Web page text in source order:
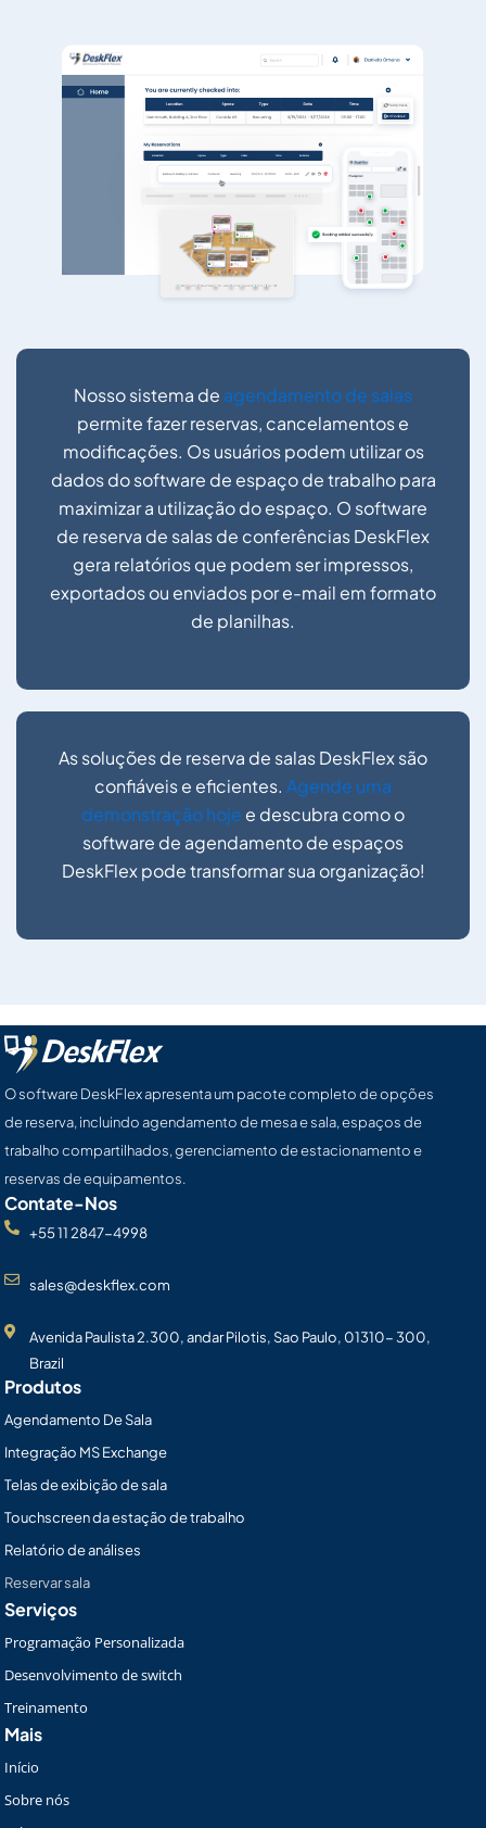
Nosso sistema de agendamento de salas
permite fazer reservas, cancelamentos e
modificações. Os usuários podem utilizar os
dados do software de espaço de trabalho para
maximizar a utilização do espaço. O software
de reserva de salas de conferências DeskFlex
gera relatórios que podem ser impressos,
exportados ou enviados por e-mail em formato
de planilhas.
As soluções de reserva de salas DeskFlex são
confiáveis e eficientes. Agende uma
demonstração hoje e descubra como o
software de agendamento de espaços
DeskFlex pode transformar sua organização!
O software DeskFlex apresenta um pacote completo de opções
de reserva, incluindo agendamento de mesa e sala, espaços de
trabalho compartilhados, gerenciamento de estacionamento e
reservas de equipamentos.
Contate-Nos
+55 11 2847-4998
sales@deskflex.com
Avenida Paulista 2.300, andar Pilotis, Sao Paulo, 01310- 300,
Brazil
Produtos
Agendamento De Sala
Integração MS Exchange
Telas de exibição de sala
Touchscreen da estação de trabalho
Relatório de análises
Reservar sala
Serviços
Programação Personalizada
Desenvolvimento de switch
Treinamento
Mais
Início
Sobre nós